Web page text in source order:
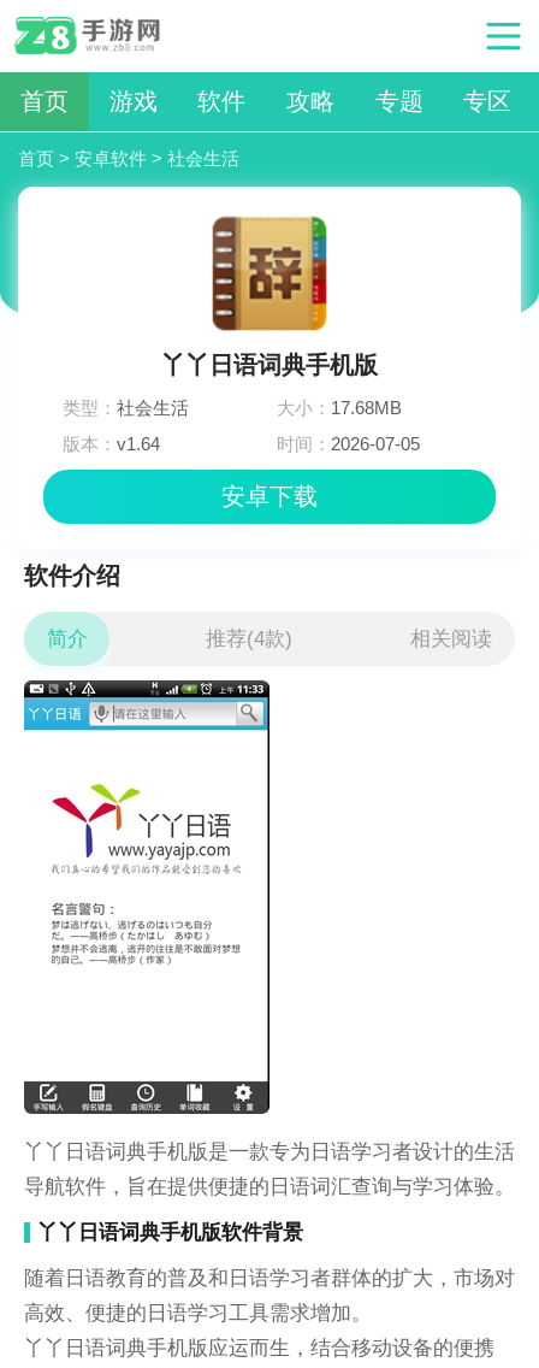
首页 游戏 软件 攻略 专题 专区
首页 > 安卓软件 > 社会生活
丫丫日语词典手机版
类型：社会生活 大小： 17.68MB
版本：v1.64 时间： 2026-07-05
安卓下载
软件介绍
简介 推荐(4款) 相关阅读
丫丫日语词典手机版是一款专为日语学习者设计的生活
导航软件，旨在提供便捷的日语词汇查询与学习体验。
丫丫日语词典手机版软件背景
随着日语教育的普及和日语学习者群体的扩大，市场对
高效、便捷的日语学习工具需求增加。
丫丫日语词典手机版应运而生，结合移动设备的便携